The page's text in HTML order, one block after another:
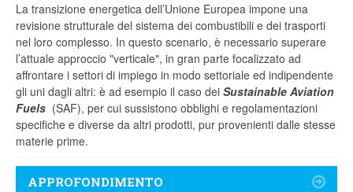
La transizione energetica dell’Unione Europea impone una
revisione strutturale del sistema dei combustibili e dei trasporti
nel loro complesso. In questo scenario, è necessario superare
l’attuale approccio "verticale", in gran parte focalizzato ad
affrontare i settori di impiego in modo settoriale ed indipendente
gli uni dagli altri: è ad esempio il caso dei Sustainable Aviation
Fuels (SAF), per cui sussistono obblighi e regolamentazioni
specifiche e diverse da altri prodotti, pur provenienti dalle stesse
materie prime.
APPROFONDIMENTO